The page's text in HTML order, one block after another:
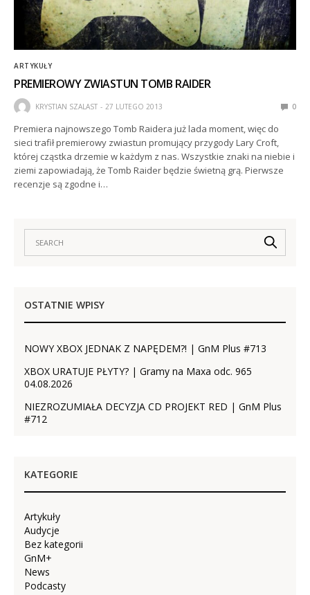
ARTYKUŁY
PREMIEROWY ZWIASTUN TOMB RAIDER
KRYSTIAN SZALAST 27 LUTEGO 2013 0
Premiera najnowszego Tomb Raidera już lada moment, więc do
sieci trafił premierowy zwiastun promujący przygody Lary Croft,
której cząstka drzemie w każdym z nas. Wszystkie znaki na niebie i
ziemi zapowiadają, że Tomb Raider będzie świetną grą. Pierwsze
recenzje są zgodne i…
OSTATNIE WPISY
NOWY XBOX JEDNAK Z NAPĘDEM?! | GnM Plus #713
XBOX URATUJE PŁYTY? | Gramy na Maxa odc. 965
04.08.2026
NIEZROZUMIAŁA DECYZJA CD PROJEKT RED | GnM Plus
#712
KATEGORIE
Artykuły
Audycje
Bez kategorii
GnM+
News
Podcasty